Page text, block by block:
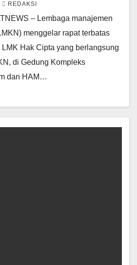
REDAKSI
– Lembaga manajemen
menggelar rapat terbatas
Hak Cipta yang berlangsung
di Gedung Kompleks
dan HAM…